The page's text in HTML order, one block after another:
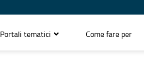
Portali tematici Come fare per